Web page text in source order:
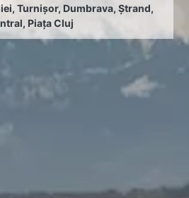
,Turnișor, Dumbrava,Ștrand,
, Piața Cluj